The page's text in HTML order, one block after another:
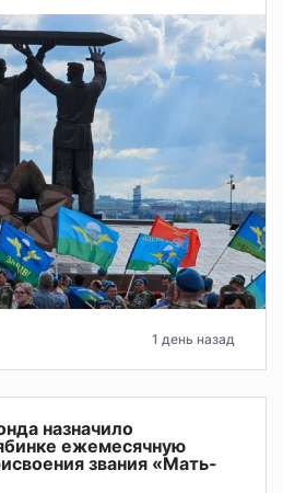
1 день назад
назначило
ежемесячную
звания «Мать-